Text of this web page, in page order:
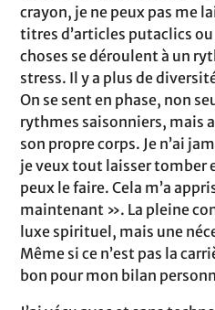
crayon, je ne peux pas me
titres d’articles putaclics
choses se déroulent à un
stress. Il y a plus de
On se sent en phase, non
rythmes saisonniers, mais
son propre corps. Je n’ai
je veux tout laisser tomber
peux le faire. Cela m’a
maintenant ». La pleine
luxe spirituel, mais une
Même si ce n’est pas la
bon pour mon bilan